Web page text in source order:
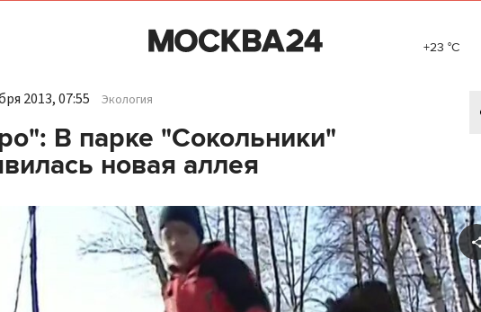
+23 °C
2013, 07:55 Экология
В парке "Сокольники"
новая аллея